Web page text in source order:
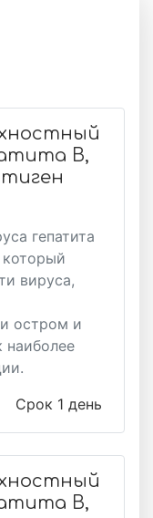
B,
гепатита
который
вируса,
остром и
наиболее
Срок 1 день
B,